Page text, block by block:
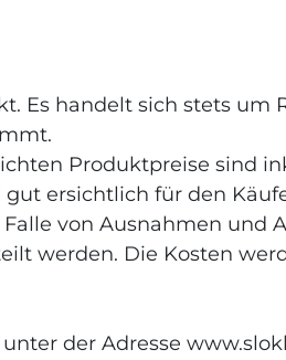
Es handelt sich stets um
Produktpreise sind
ersichtlich für den
von Ausnahmen und
werden. Die Kosten
der Adresse